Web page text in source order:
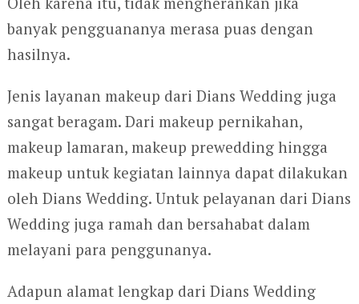
banyak pengguananya merasa puas dengan
hasilnya.
Jenis layanan makeup dari Dians Wedding juga
sangat beragam. Dari makeup pernikahan,
makeup lamaran, makeup prewedding hingga
makeup untuk kegiatan lainnya dapat dilakukan
oleh Dians Wedding. Untuk pelayanan dari Dians
Wedding juga ramah dan bersahabat dalam
melayani para penggunanya.
Adapun alamat lengkap dari Dians Wedding